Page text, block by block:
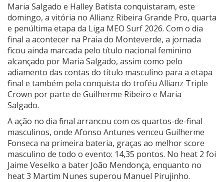
Maria Salgado e Halley Batista conquistaram, este
domingo, a vitória no Allianz Ribeira Grande Pro, quarta
e penúltima etapa da Liga MEO Surf 2026. Com o dia
final a acontecer na Praia do Monteverde, a jornada
ficou ainda marcada pelo título nacional feminino
alcançado por Maria Salgado, assim como pelo
adiamento das contas do título masculino para a etapa
final e também pela conquista do troféu Allianz Triple
Crown por parte de Guilherme Ribeiro e Maria
Salgado.
A ação no dia final arrancou com os quartos-de-final
masculinos, onde Afonso Antunes venceu Guilherme
Fonseca na primeira bateria, graças ao melhor score
masculino de todo o evento: 14,35 pontos. No heat 2 foi
Jaime Veselko a bater João Mendonça, enquanto no
heat 3 Martim Nunes superou Manuel Pirujinho.